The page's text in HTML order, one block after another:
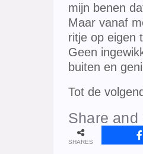
mijn benen
Maar vanaf
ritje op eigen
Geen
buiten en
Tot de
Share and
SHARES